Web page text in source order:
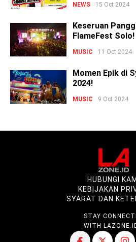
NEWS 15 Oct 2024
Keseruan
FlameFest Solo!
MUSIC 11 Oct 2024
Momen Epik di
2024!
MUSIC 9 Oct 2024
HUBUNGI KAMI
KEBIJAKAN
SYARAT DAN
STAY
WITH